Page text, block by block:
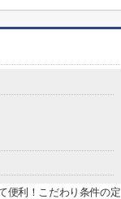
便利！こだわり条件の定